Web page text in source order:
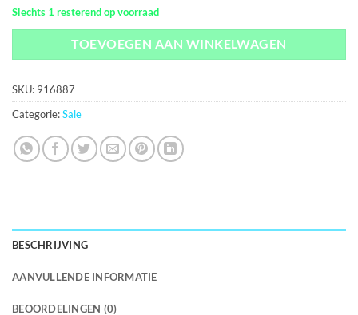
Slechts 1 resterend op voorraad
TOEVOEGEN AAN WINKELWAGEN
SKU: 916887
Categorie:Sale
BESCHRIJVING
AANVULLENDE INFORMATIE
BEOORDELINGEN (0)